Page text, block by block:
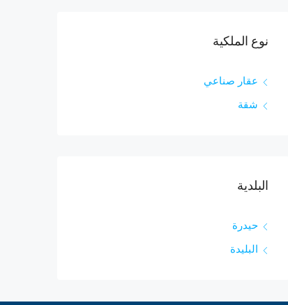
نوع الملكية
عقار صناعي
شقة
البلدية
حيدرة
البليدة